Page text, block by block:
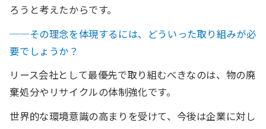
ろうと考えたからです。
──その理念を体現するには、どういった取り組みが必
要でしょうか？
リース会社として最優先で取り組むべきなのは、物の廃
棄処分やリサイクルの体制強化です。
世界的な環境意識の高まりを受けて、今後は企業に対し